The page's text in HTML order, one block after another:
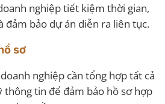
nghiệp tiết kiệm thời gian,
đảm bảo dự án diễn ra liên tục.
sơ
nghiệp cần tổng hợp tất cả
thông tin để đảm bảo hồ sơ hợp